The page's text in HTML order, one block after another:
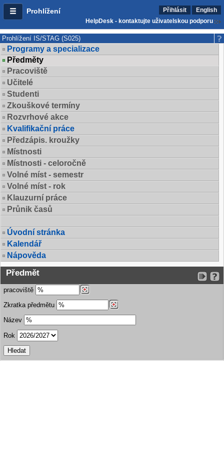
Prohlížení Přihlásit
English
HelpDesk - kontaktujte uživatelskou podporu
Prohlížení IS/STAG (S025)
Programy a specializace
Předměty
Pracoviště
Učitelé
Studenti
Zkouškové termíny
Rozvrhové akce
Kvalifikační práce
Předzápis. kroužky
Místnosti
Místnosti - celoročně
Volné míst - semestr
Volné míst - rok
Klauzurní práce
Průnik časů
Úvodní stránka
Kalendář
Nápověda
Předmět
pracoviště
Zkratka předmětu
Název
Rok